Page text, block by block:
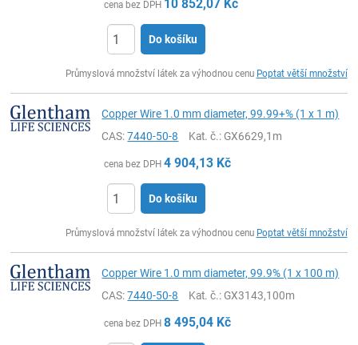
cena bez DPH 10 852,07 Kč
Do košíku
Průmyslová množství látek za výhodnou cenu Poptat větší množství
Copper Wire 1.0 mm diameter, 99.99+% (1 x 1 m)
CAS:7440-50-8 Kat. č.: GX6629,1m
cena bez DPH 4 904,13 Kč
Do košíku
Průmyslová množství látek za výhodnou cenu Poptat větší množství
Copper Wire 1.0 mm diameter, 99.9% (1 x 100 m)
CAS:7440-50-8 Kat. č.: GX3143,100m
cena bez DPH 8 495,04 Kč